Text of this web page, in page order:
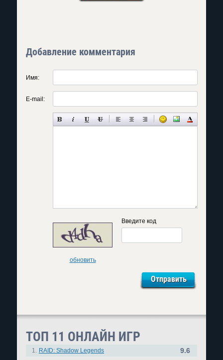
Добавление комментария
Имя:
E-mail:
обновить
Введите код
ТОП 11 ОНЛАЙН ИГР
1. RAID: Shadow Legends 9.6